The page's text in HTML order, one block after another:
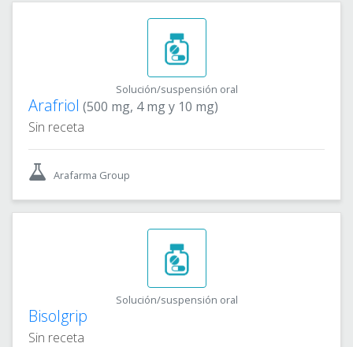
Solución/suspensión oral
Arafriol (500 mg, 4 mg y 10 mg)
Sin receta
Arafarma Group
Solución/suspensión oral
Bisolgrip
Sin receta